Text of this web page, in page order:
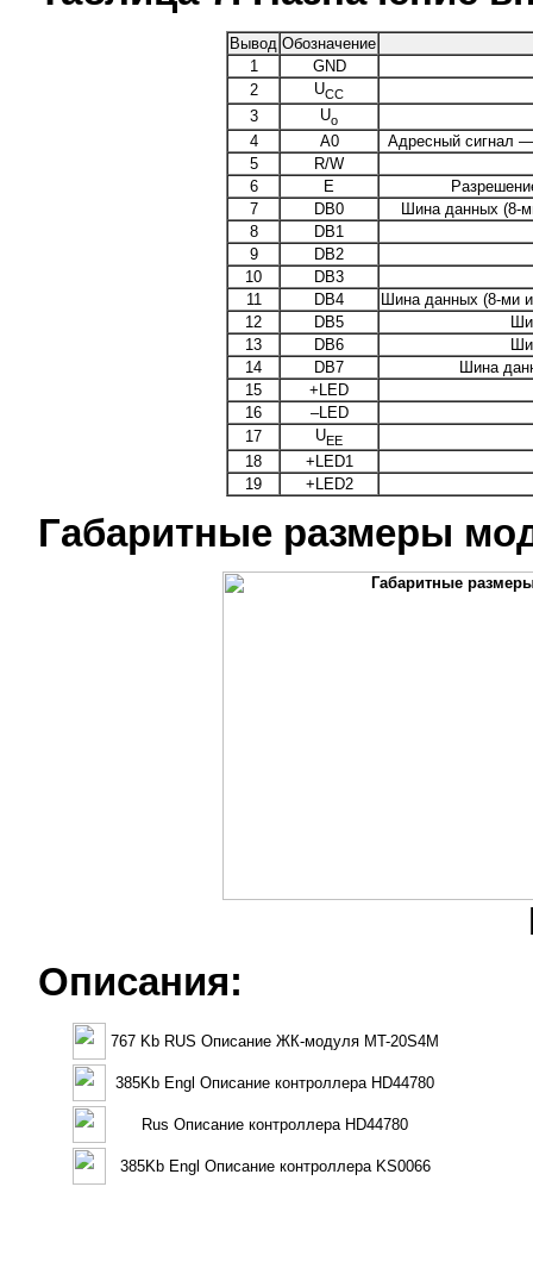
Вывод Обозначение
1
GND
2
UCC
3 Uo
4 A0
Адресный сигнал
5
R/W
6
E
7
DB0
Шина данных (8-
8
DB1
9
DB2
10
DB3
11
DB4
Шина данных (8-ми
12
DB5
13
DB6
14
DB7
Шина
15
+LED
16
–LED
17
UEE
18
+LED1
19
+LED2
Габаритные размеры
Описания:
767 Kb RUS Описание ЖК-модуля MT-20S4M
385Kb Engl Описание контроллера HD44780
Rus Описание контроллера HD44780
385Kb Engl Описание контроллера KS0066